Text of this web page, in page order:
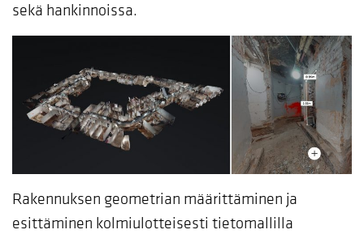
sekä hankinnoissa.
Rakennuksen geometrian määrittäminen ja
esittäminen kolmiulotteisesti tietomallilla